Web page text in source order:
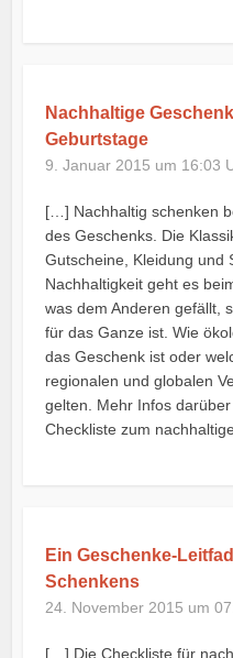
Nachhaltige
Geburtstage
9. Januar 2015 um 16:03
[…] Nachhaltig schenken
des Geschenks. Die
Gutscheine, Kleidung und
Nachhaltigkeit geht es
was dem Anderen gefällt,
für das Ganze ist. Wie
das Geschenk ist oder
regionalen und globalen
gelten. Mehr Infos
Checkliste zum
Ein Geschenke-
Schenkens
24. November 2015 um
[…] Die Checkliste für